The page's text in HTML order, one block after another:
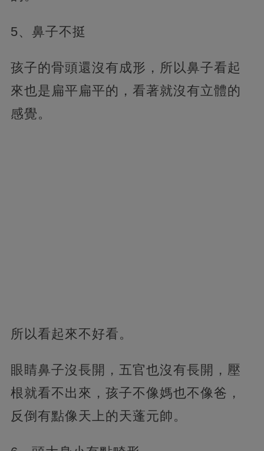
5、鼻子不挺
孩子的骨頭還沒有成形，所以鼻子看起
來也是扁平扁平的，看著就沒有立體的
感覺。
所以看起來不好看。
眼睛鼻子沒長開，五官也沒有長開，壓
根就看不出來，孩子不像媽也不像爸，
反倒有點像天上的天蓬元帥。